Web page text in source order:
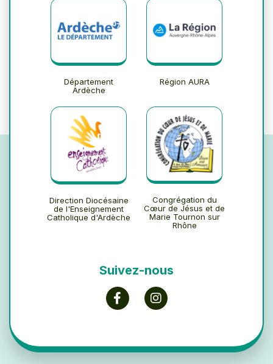
Suivez-nous
Département
Ardèche
Région AURA
Direction Diocésaine
de l'Enseignement
Catholique d'Ardèche
Congrégation du
Cœur de Jésus et de
Marie Tournon sur
Rhône